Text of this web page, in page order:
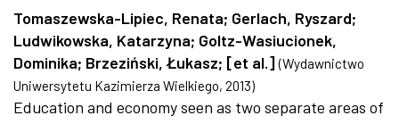
Tomaszewska-Lipiec, Renata; Gerlach, Ryszard;
Ludwikowska, Katarzyna; Goltz-Wasiucionek,
Dominika; Brzeziński, Łukasz; [et al.] (Wydawnictwo
Uniwersytetu Kazimierza Wielkiego, 2013)
Education and economy seen as two separate areas of